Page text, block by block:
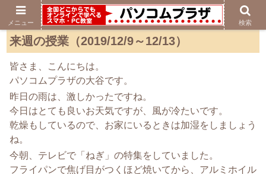
来週の授業（2019/12/9～12/13）
皆さま、こんにちは。
パソコムプラザの大谷です。
昨日の雨は、激しかったですね。
今日はとても良いお天気ですが、風が冷たいです。
乾燥もしているので、お家にいるときは加湿をしましょう
ね。
今朝、テレビで「ねぎ」の特集をしていました。
フライパンで焦げ目がつくほど焼いてから、アルミホイル
メニュー 検索